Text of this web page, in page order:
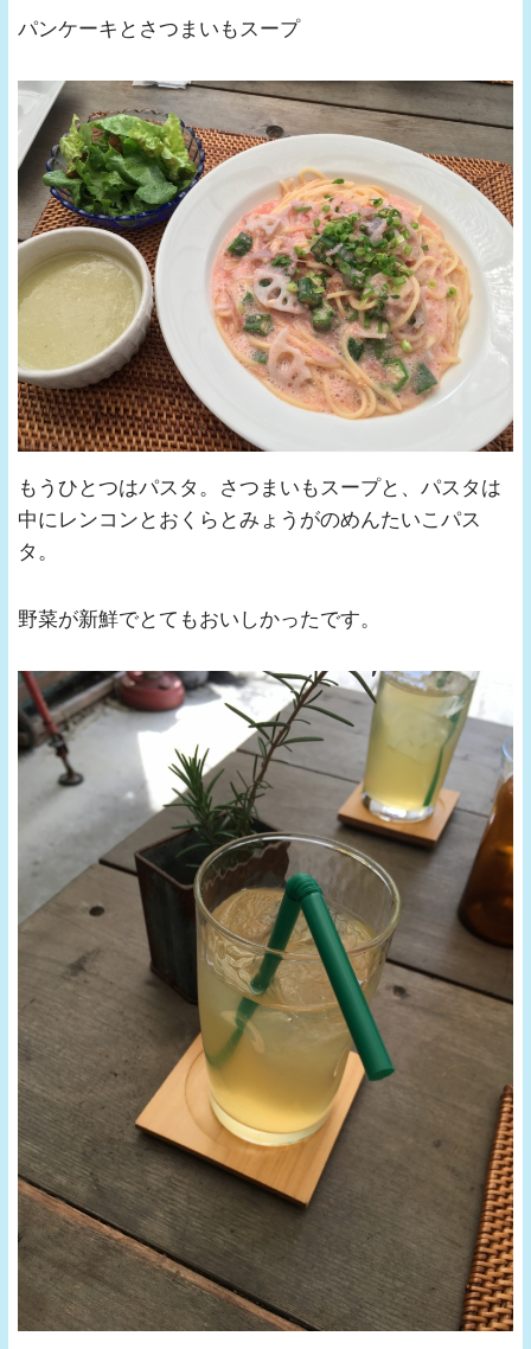
パンケーキとさつまいもスープ
もうひとつはパスタ。さつまいもスープと、パスタは
中にレンコンとおくらとみょうがのめんたいこパス
タ。
野菜が新鮮でとてもおいしかったです。